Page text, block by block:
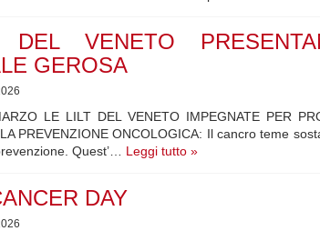
VENETO
GEROSA
LE LILT DEL VENETO IMPEGNATE PER
PREVENZIONE ONCOLOGICA: Il cancro teme
Quest’… Leggi tutto »
DAY